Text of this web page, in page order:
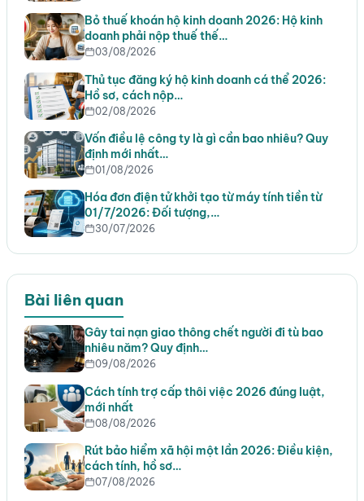
Bỏ thuế khoán hộ kinh doanh 2026: Hộ kinh
doanh phải nộp thuế thế…
03/08/2026
Thủ tục đăng ký hộ kinh doanh cá thể 2026:
Hồ sơ, cách nộp…
02/08/2026
Vốn điều lệ công ty là gì cần bao nhiêu? Quy
định mới nhất…
01/08/2026
Hóa đơn điện tử khởi tạo từ máy tính tiền từ
01/7/2026: Đối tượng,…
30/07/2026
Bài liên quan
Gây tai nạn giao thông chết người đi tù bao
nhiêu năm? Quy định…
09/08/2026
Cách tính trợ cấp thôi việc 2026 đúng luật,
mới nhất
08/08/2026
Rút bảo hiểm xã hội một lần 2026: Điều kiện,
cách tính, hồ sơ…
07/08/2026